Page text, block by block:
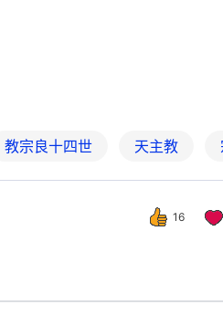
際 即時國際
斥特朗普？教
更新：2026-04-17